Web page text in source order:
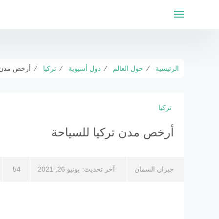
الرئيسية ⁄ حول العالم ⁄ دول أسيوية ⁄ تركيا ⁄ أرخص مدن
تركيا
أرخص مدن تركيا للسياحة
جبران السمان آخر تحديث: يونيو 26, 2021 54